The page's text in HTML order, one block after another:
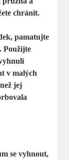
chránit.
pamatujte
Použijte
v malých
jej
se vyhnout,